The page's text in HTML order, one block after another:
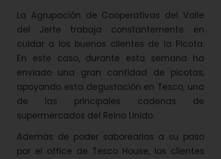
La Agrupación de Cooperativas del Valle
del Jerte trabaja constantemente en
cuidar a los buenos clientes de la Picota.
En este caso, durante esta semana ha
enviado una gran cantidad de picotas,
apoyando esta degustación en Tesco, una
de las principales cadenas de
supermercados del Reino Unido.
Además de poder saborearlas a su paso
por el office de Tesco House, los clientes